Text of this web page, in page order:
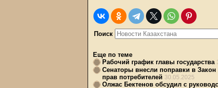
Поиск
Еще по теме
Рабочий график главы государства
Сенаторы внесли поправки в
прав потребителей 30.05.2025
Олжас Бектенов обсудил с